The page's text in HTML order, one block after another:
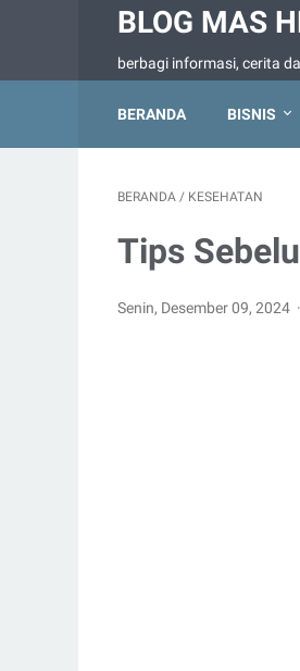
BLOG MAS
berbagi informasi, cerita
BERANDA BISNIS
BERANDA / KESEHATAN
Tips
Senin, Desember 09, 2024